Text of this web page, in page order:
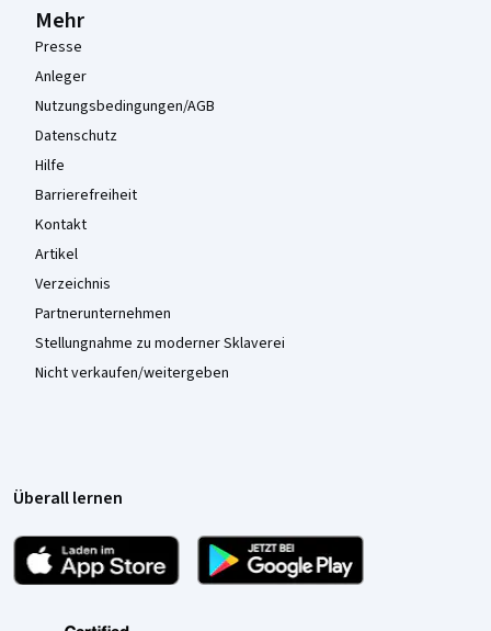
Mehr
Presse
Anleger
Nutzungsbedingungen/AGB
Datenschutz
Hilfe
Barrierefreiheit
Kontakt
Artikel
Verzeichnis
Partnerunternehmen
Stellungnahme zu moderner Sklaverei
Nicht verkaufen/weitergeben
Überall lernen